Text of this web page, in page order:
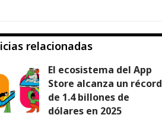
relacionadas
El ecosistema del App
Store alcanza un récord
de 1.4 billones de
dólares en 2025